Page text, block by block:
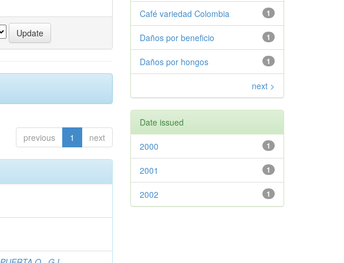
previous 1 next
1
Café variedad Colombia
1
Daños por beneficio
1
Daños por hongos
next >
Date issued
1
2000
1
2001
1
2002